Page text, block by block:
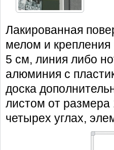
Лакированная
мелом и
5 см, линия либо
алюминия с
доска
листом от размера
четырех углах,